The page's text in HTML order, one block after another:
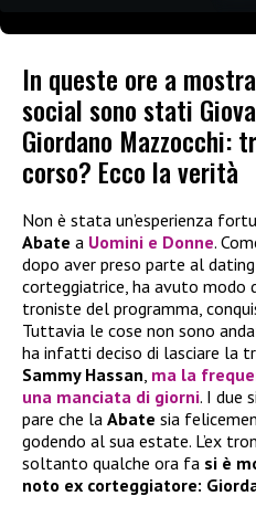
In queste ore a
social sono stati
Giordano Mazzocchi:
corso? Ecco la verità
Non è stata un’esperienza
Abate a Uomini e Donne.
dopo aver preso parte al
corteggiatrice, ha avuto modo
troniste del programma,
Tuttavia le cose non sono
ha infatti deciso di lasciare la
Sammy Hassan, ma la
una manciata di giorni. I due
pare che la Abate sia
godendo al sua estate. L’ex
soltanto qualche ora fa si è
noto ex corteggiatore: